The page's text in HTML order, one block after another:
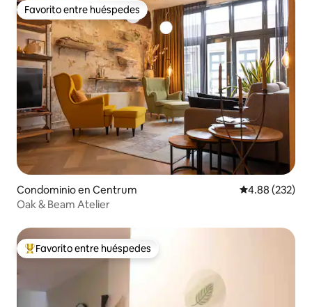
Favorito entre huéspedes
Favorito entre huéspedes
Condominio en Centrum Calificación
4.88 (232)
Oak & Beam Atelier
De los mejores en Favorito entre huéspedes
Favorito entre huéspedes